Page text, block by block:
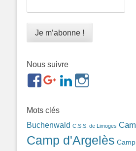
Nous suivre
https://www.facebook.com/
ref=br_rs
https://https://
bonin-
Mots clés
Buchenwald C.S.S. de Limoges
Camp d'Argelès